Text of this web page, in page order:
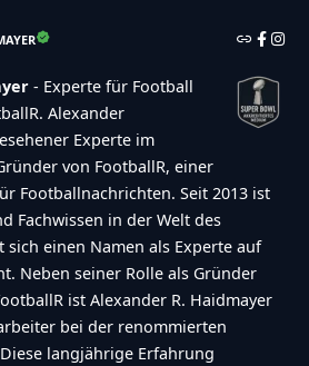
- Experte für Football
Alexander
Experte im
von FootballR, einer
Footballnachrichten. Seit 2013 ist
Fachwissen in der Welt des
einen Namen als Experte auf
Neben seiner Rolle als Gründer
ist Alexander R. Haidmayer
bei der renommierten
langjährige Erfahrung